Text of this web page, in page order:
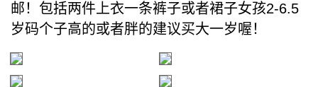
邮！包括两件上衣一条裤子或者裙子女孩2-6.5
岁码个子高的或者胖的建议买大一岁喔！